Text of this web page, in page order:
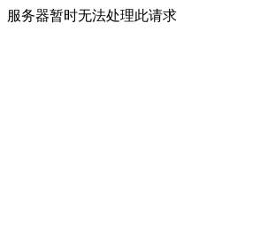
服务器暂时无法处理此请求